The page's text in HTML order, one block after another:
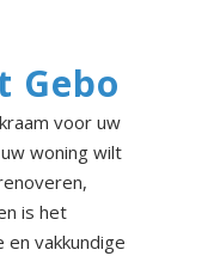
Gebo
voor uw
woning wilt
is het
vakkundige